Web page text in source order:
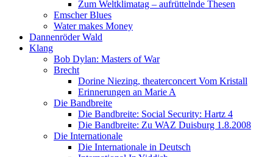
Zum Weltklimatag – aufrüttelnde Thesen
Emscher Blues
Water makes Money
Dannenröder Wald
Klang
Bob Dylan: Masters of War
Brecht
Dorine Niezing, theaterconcert Vom Kristall
Erinnerungen an Marie A
Die Bandbreite
Die Bandbreite: Social Security: Hartz 4
Die Bandbreite: Zu WAZ Duisburg 1.8.2008
Die Internationale
Die Internationale in Deutsch